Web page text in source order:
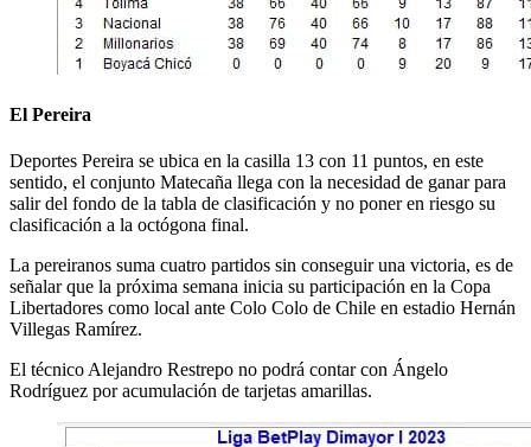
El Pereira
Deportes Pereira se ubica en la casilla 13 con 11 puntos, en este
sentido, el conjunto Matecaña llega con la necesidad de ganar para
salir del fondo de la tabla de clasificación y no poner en riesgo su
clasificación a la octógona final.
La pereiranos suma cuatro partidos sin conseguir una victoria, es de
señalar que la próxima semana inicia su participación en la Copa
Libertadores como local ante Colo Colo de Chile en estadio Hernán
Villegas Ramírez.
El técnico Alejandro Restrepo no podrá contar con Ángelo
Rodríguez por acumulación de tarjetas amarillas.